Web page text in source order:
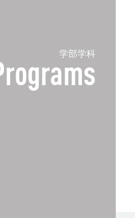
学部学科